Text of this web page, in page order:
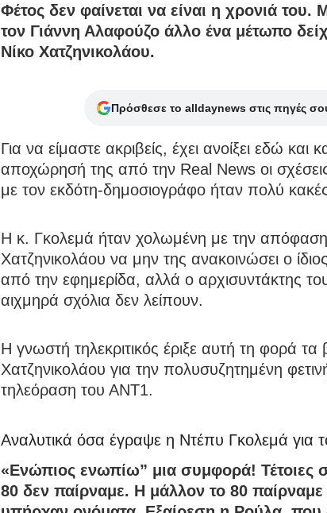
Φέτος δεν φαίνεται να είναι η χρονιά του.
τον Γιάννη Αλαφούζο άλλο ένα μέτωπο
Νίκο Χατζηνικολάου.
Πρόσθεσε το alldaynews στις πηγές
Για να είμαστε ακριβείς, έχει ανοίξει εδώ και
αποχώρησή της από την Real News οι
με τον εκδότη-δημοσιογράφο ήταν πολύ
Η κ. Γκολεμά ήταν χολωμένη με την απόφαση
Χατζηνικολάου να μην της ανακοινώσει ο
από την εφημερίδα, αλλά ο αρχισυντάκτης
αιχμηρά σχόλια δεν λείπουν.
Η γνωστή τηλεκριτικός έριξε αυτή τη φορά τα
Χατζηνικολάου για την πολυσυζητημένη
τηλεόραση του ΑΝΤ1.
Αναλυτικά όσα έγραψε η Ντέπυ Γκολεμά
«Ενώπιος ενωπίω” μια συμφορά! Τέτοιες
80 δεν παίρναμε. Η μάλλον το 80 παίρναμε